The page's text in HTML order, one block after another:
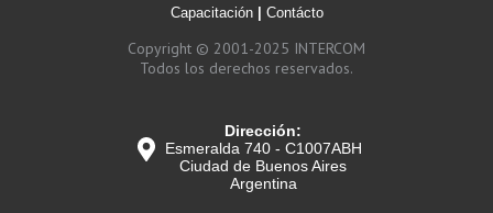
Capacitación| Contácto
Copyright © 2001-2025 INTERCOM
Todos los derechos reservados.
Dirección:
Esmeralda 740 - C1007ABH
Ciudad de Buenos Aires
Argentina